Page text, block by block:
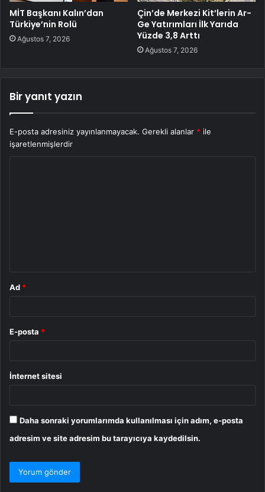
MİT Başkanı Kalın’dan
Türkiye’nin Rolü
Ağustos 7, 2026
Çin’de Merkezi Kit’lerin Ar-
Ge Yatırımları İlk Yarıda
Yüzde 3,8 Arttı
Ağustos 7, 2026
Bir yanıt yazın
E-posta adresiniz yayınlanmayacak. Gerekli alanlar * ile
işaretlenmişlerdir
Ad *
E-posta *
İnternet sitesi
Daha sonraki yorumlarımda kullanılması için adım, e-posta
adresim ve site adresim bu tarayıcıya kaydedilsin.